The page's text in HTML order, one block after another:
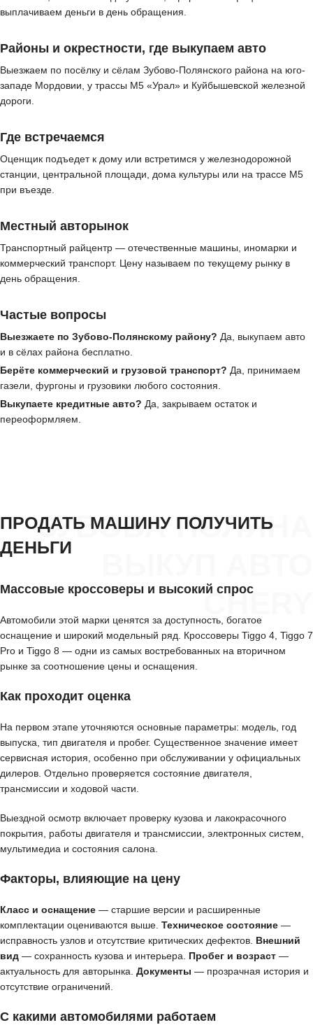
выплачиваем деньги в день обращения.
Районы и окрестности, где выкупаем авто
Выезжаем по посёлку и сёлам Зубово-Полянского района на юго-
западе Мордовии, у трассы М5 «Урал» и Куйбышевской железной
дороги.
Где встречаемся
Оценщик подъедет к дому или встретимся у железнодорожной
станции, центральной площади, дома культуры или на трассе М5
при въезде.
Местный авторынок
Транспортный райцентр — отечественные машины, иномарки и
коммерческий транспорт. Цену называем по текущему рынку в
день обращения.
Частые вопросы
Выезжаете по Зубово-Полянскому району? Да, выкупаем авто
и в сёлах района бесплатно.
Берёте коммерческий и грузовой транспорт? Да, принимаем
газели, фургоны и грузовики любого состояния.
Выкупаете кредитные авто? Да, закрываем остаток и
переоформляем.
ЗУБОВА ПОЛЯНА
CHERY
ПРОДАТЬ МАШИНУ ПОЛУЧИТЬ
ДЕНЬГИ
Массовые кроссоверы и высокий спрос
Автомобили этой марки ценятся за доступность, богатое
оснащение и широкий модельный ряд. Кроссоверы Tiggo 4, Tiggo 7
Pro и Tiggo 8 — одни из самых востребованных на вторичном
рынке за соотношение цены и оснащения.
Как проходит оценка
На первом этапе уточняются основные параметры: модель, год
выпуска, тип двигателя и пробег. Существенное значение имеет
сервисная история, особенно при обслуживании у официальных
дилеров. Отдельно проверяется состояние двигателя,
трансмиссии и ходовой части.
Выездной осмотр включает проверку кузова и лакокрасочного
покрытия, работы двигателя и трансмиссии, электронных систем,
мультимедиа и состояния салона.
Факторы, влияющие на цену
Класс и оснащение — старшие версии и расширенные
комплектации оцениваются выше. Техническое состояние —
исправность узлов и отсутствие критических дефектов. Внешний
вид — сохранность кузова и интерьера. Пробег и возраст —
актуальность для авторынка. Документы — прозрачная история и
отсутствие ограничений.
С какими автомобилями работаем